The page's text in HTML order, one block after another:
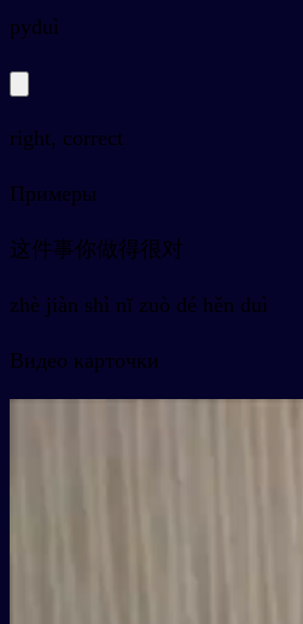
pyduì
right, correct
Примеры
这件事你做得很对
zhè jiàn shì nǐ zuò dé hěn duì
Видео карточки